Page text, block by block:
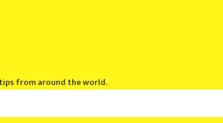
from around the world.